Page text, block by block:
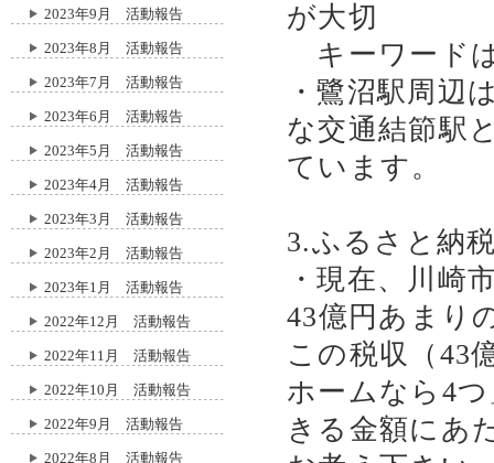
2023年9月 活動報告
2023年8月 活動報告
2023年7月 活動報告
2023年6月 活動報告
2023年5月 活動報告
2023年4月 活動報告
2023年3月 活動報告
2023年2月 活動報告
2023年1月 活動報告
2022年12月 活動報告
2022年11月 活動報告
2022年10月 活動報告
2022年9月 活動報告
2022年8月 活動報告
が大切
キーワード
・鷺沼駅周辺
な交通結節駅
ています。
3.ふるさと納
・現在、川崎
43億円あまり
この税収（43
ホームなら4
きる金額にあ